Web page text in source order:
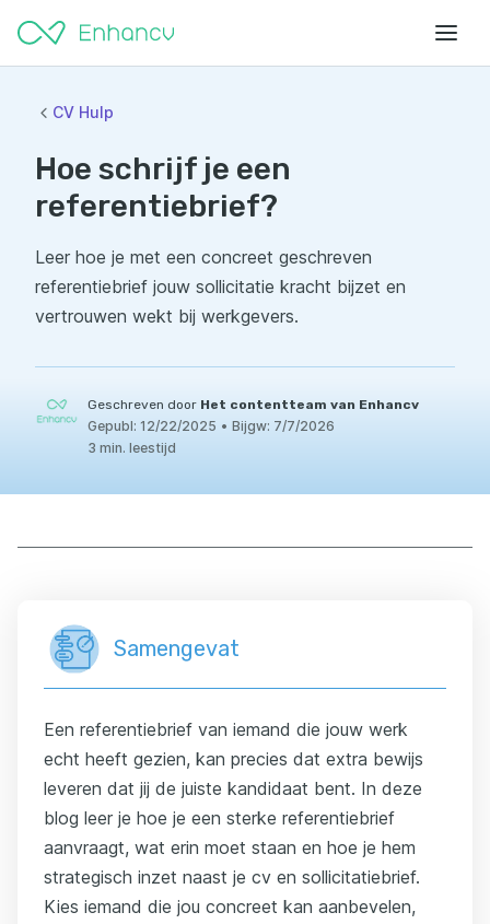
CV Hulp
Hoe schrijf je een
referentiebrief?
Leer hoe je met een concreet geschreven
referentiebrief jouw sollicitatie kracht bijzet en
vertrouwen wekt bij werkgevers.
Geschreven door Het contentteam van Enhancv
Gepubl: 12/22/2025 • Bijgw: 7/7/2026
3 min. leestijd
Samengevat
Een referentiebrief van iemand die jouw werk
echt heeft gezien, kan precies dat extra bewijs
leveren dat jij de juiste kandidaat bent. In deze
blog leer je hoe je een sterke referentiebrief
aanvraagt, wat erin moet staan en hoe je hem
strategisch inzet naast je cv en sollicitatiebrief.
Kies iemand die jou concreet kan aanbevelen,